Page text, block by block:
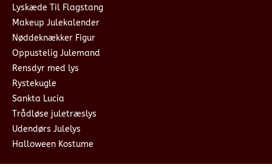
Lyskæde Til Flagstang
Makeup Julekalender
Nøddeknækker Figur
Oppustelig Julemand
Rensdyr med lys
Rystekugle
Sankta Lucia
Trådløse juletræslys
Udendørs Julelys
Halloween Kostume